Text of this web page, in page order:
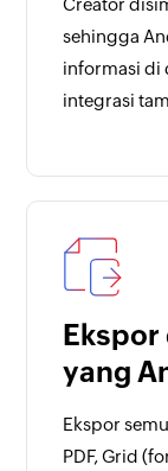
sehingga
informasi di
integrasi
Ekspor
yang
Ekspor
PDF, Grid